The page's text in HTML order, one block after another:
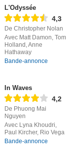
L'Odyssée
4,3
De Christopher Nolan
Avec Matt Damon, Tom
Holland, Anne
Hathaway
Bande-annonce
In Waves
4,2
De Phuong Mai
Nguyen
Avec Lyna Khoudri,
Paul Kircher, Rio Vega
Bande-annonce